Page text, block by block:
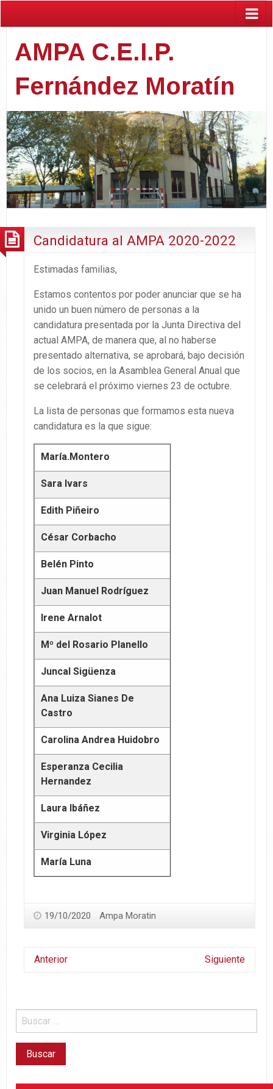
AMPA C.E.I.P.
Fernández Moratín
Candidatura al AMPA 2020-2022
Estimadas familias,
Estamos contentos por poder anunciar que se ha
unido un buen número de personas a la
candidatura presentada por la Junta Directiva del
actual AMPA, de manera que, al no haberse
presentado alternativa, se aprobará, bajo decisión
de los socios, en la Asamblea General Anual que
se celebrará el próximo viernes 23 de octubre.
La lista de personas que formamos esta nueva
candidatura es la que sigue:
María.Montero
Sara Ivars
Edith Piñeiro
César Corbacho
Belén Pinto
Juan Manuel Rodríguez
Irene Arnalot
Mº del Rosario Planello
Juncal Sigüenza
Ana Luiza Sianes De
Castro
Carolina Andrea Huidobro
Esperanza Cecilia
Hernandez
Laura Ibáñez
Virginia López
María Luna
19/10/2020 Ampa Moratin
Anterior Siguiente